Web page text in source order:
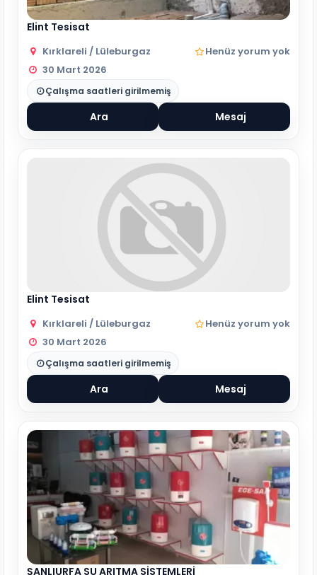
Elint Tesisat
Kırklareli / Lüleburgaz
Henüz yorum yok
30 Mart 2026
Çalışma saatleri girilmemiş
Ara Mesaj
Elint Tesisat
Kırklareli / Lüleburgaz
Henüz yorum yok
30 Mart 2026
Çalışma saatleri girilmemiş
Ara Mesaj
ŞANLIURFA SU ARITMA SİSTEMLERİ